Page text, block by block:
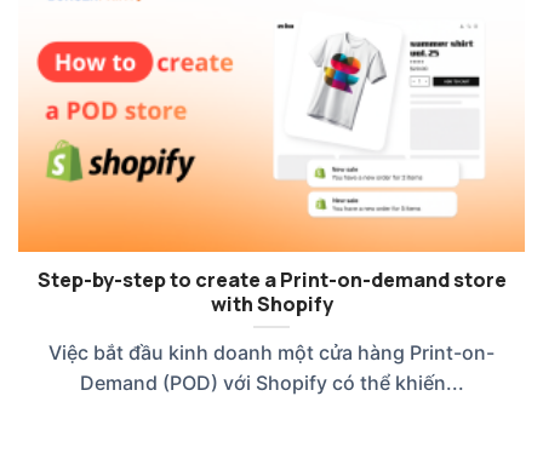
Step-by-step to create a Print-on-demand store
with Shopify
Việc bắt đầu kinh doanh một cửa hàng Print-on-
Demand (POD) với Shopify có thể khiến...